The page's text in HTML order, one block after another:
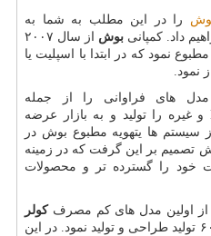
را در این مطلب به شما به
داد. کمپانی بوش
از سال ۲۰۰۷
نمود که در ابتدا با اسپلیت یا
های فراوانی را از جمله
و غیره را تولید و به بازار عرضه
سیستم ها یتهویه مطبوع بوش در
تصمیم بر این گرفت که در زمینه
خود را گسترده تر و محصولات
کولر
را تحت عنوان مدل ۶۰۲ تولید طراحی و تولید نمود. در این